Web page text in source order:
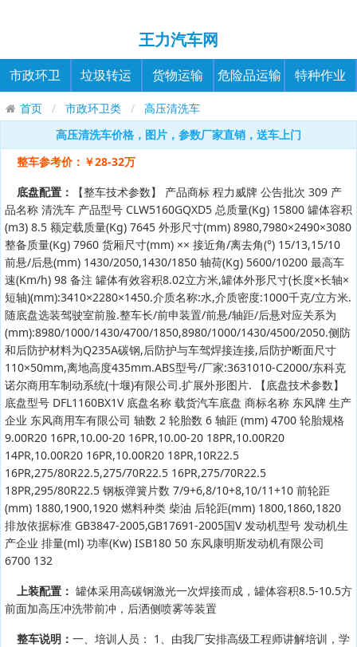
王力汽车网
市政环卫 垃圾转运 货物运输 危险品运输 特种作业
首页 市政环卫类
高压清洗车
高压清洗车价格，图片，参数厂家直销，送车上门
整车参考价：￥28-32万
底盘配置：
【整车技术参数】 产品商标 程力威牌 公告批次 309 产
品名称 清洗车 产品型号 CLW5160GQXD5 总质量(Kg) 15800 罐体容积
(m3) 8.5 额定载质量(Kg) 7645 外形尺寸(mm) 8980,7980×2490×3080
整备质量(Kg) 7960 货厢尺寸(mm) ×× 接近角/离去角(°) 15/13,15/10
前悬/后悬(mm) 1430/2050,1430/1850 轴荷(Kg) 5600/10200 最高车
速(Km/h) 98 备注 罐体有效容积8.02立方米,罐体外形尺寸(长度×长轴×
短轴)(mm):3410×2280×1450.介质名称:水,介质密度:1000千克/立方米.
随底盘选装驾驶室前脸.整车长/前申装置/前悬/轴距/后悬对应关系为
(mm):8980/1000/1430/4700/1850,8980/1000/1430/4500/2050.侧防
和后防护材料为Q235A碳钢,后防护与车驾焊接连接,后防护断面尺寸
110×50mm,离地高度435mm.ABS型号/厂家:3631010-C2000/东科克
诺尔商用车制动系统(十堰)有限公司.扩展外形图片. 【底盘技术参数】
底盘型号 DFL1160BX1V 底盘名称 载货汽车底盘 商标名称 东风牌 生产
企业 东风商用车有限公司 轴数 2 轮胎数 6 轴距 (mm) 4700 轮胎规格
9.00R20 16PR,10.00-20 16PR,10.00-20 18PR,10.00R20
14PR,10.00R20 16PR,10.00R20 18PR,10R22.5
16PR,275/80R22.5,275/70R22.5 16PR,275/70R22.5
18PR,295/80R22.5 钢板弹簧片数 7/9+6,8/10+8,10/11+10 前轮距
(mm) 1880,1900,1920 燃料种类 柴油 后轮距(mm) 1800,1860,1820
排放依据标准 GB3847-2005,GB17691-2005国V 发动机型号 发动机生
产企业 排量(ml) 功率(Kw) ISB180 50 东风康明斯发动机有限公司
6700 132
上装配置： 罐体采用高碳钢激光一次焊接而成，罐体容积8.5-10.5方
前面加高压冲洗带前冲，后洒侧喷雾等装置
整车说明： 一、培训人员： 1、由我厂安排高级工程师讲解培训，学